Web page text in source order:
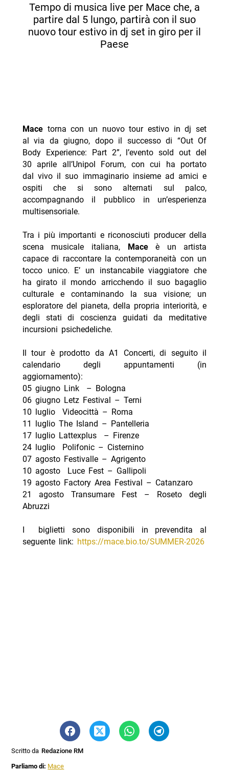
Tempo di musica live per Mace che, a
partire dal 5 lungo, partirà con il suo
nuovo tour estivo in dj set in giro per il
Paese
Macetorna con un nuovo tour estivo in dj set
al via da giugno, dopo il successo di “Out Of
Body Experience: Part 2”, l’evento sold out del
30 aprile all’Unipol Forum, con cui ha portato
dal vivo il suo immaginario insieme ad amici e
ospiti che si sono alternati sul palco,
accompagnando il pubblico in un’esperienza
multisensoriale.
Tra i più importanti e riconosciuti producer della
scena musicale italiana,
Maceè un artista
capace di raccontare la contemporaneità con un
tocco unico. E’ un instancabile viaggiatore che
ha girato il mondo arricchendo il suo bagaglio
culturale e contaminando la sua visione; un
esploratore del pianeta, della propria interiorità, e
degli stati di coscienza guidati da meditative
incursioni psichedeliche.
Il tour è prodotto da A1 Concerti, di seguito il
calendario degli appuntamenti (in
aggiornamento):
05 giugno ⁠Link – Bologna
06 giugno Letz Festival – Terni
10 luglio ⁠Videocittà – Roma
11 luglio ⁠The Island – Pantelleria
17 luglio Lattexplus – Firenze
24 luglio ⁠Polifonic – Cisternino
07 agosto Festivalle – Agrigento
10 agosto ⁠Luce Fest – Gallipoli
19 agosto Factory Area Festival – Catanzaro
21 agosto Transumare Fest – Roseto degli
Abruzzi
I biglietti sono disponibili in prevendita al
seguente link: https://mace.bio.to/SUMMER-2026
Scritto da Redazione RM
Parliamo di: Mace